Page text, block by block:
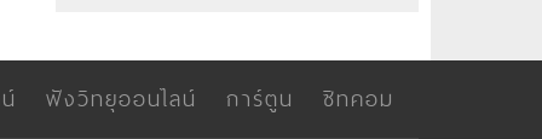
ฟังวิทยุออนไลน์ การ์ตูน ซิทคอม